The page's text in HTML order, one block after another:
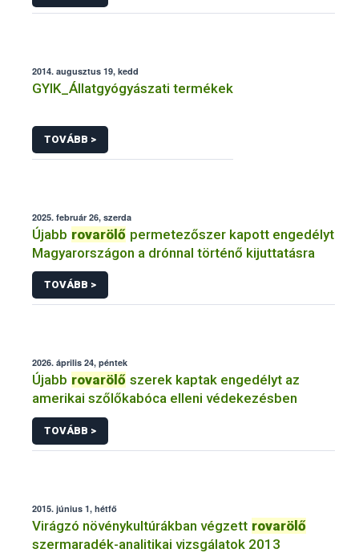
2014. augusztus 19, kedd
GYIK_Állatgyógyászati termékek
TOVÁBB >
2025. február 26, szerda
Újabb rovarölő permetezőszer kapott engedélyt
Magyarországon a drónnal történő kijuttatásra
TOVÁBB >
2026. április 24, péntek
Újabb rovarölő szerek kaptak engedélyt az
amerikai szőlőkabóca elleni védekezésben
TOVÁBB >
2015. június 1, hétfő
Virágzó növénykultúrákban végzett rovarölő
szermaradék-analitikai vizsgálatok 2013